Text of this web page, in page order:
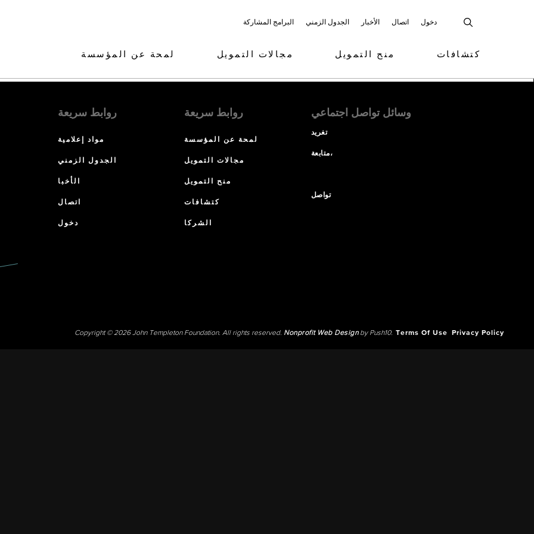
البرامج المشاركة الجدول الزمني الأخبار اتصال دخول
لمحة عن المؤسسة مجالات التمويل منح التمويل كتشافات
روابط سريعة
مواد إعلامية
الجدول الزمني
الأخبا
اتصال
دخول
روابط سريعة
لمحة عن المؤسسة
مجالات التمويل
منح التمويل
كتشافات
الشركا
وسائل تواصل اجتماعي
تغريد
متابعة،
تواصل
Copyright © 2026 John Templeton Foundation. All rights reserved. Nonprofit Web Designby Push10. Terms Of Use Privacy Policy